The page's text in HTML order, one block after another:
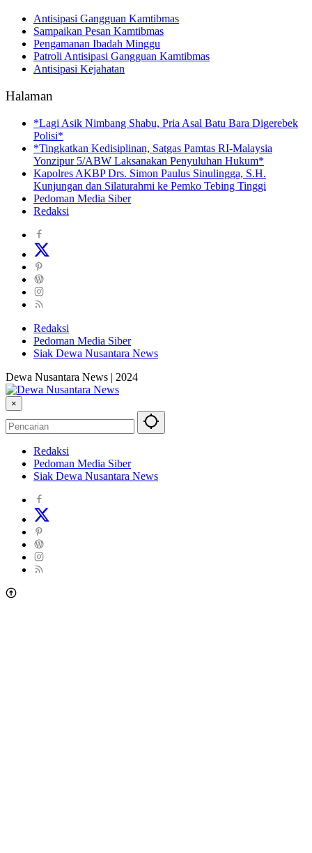
Antisipasi Gangguan Kamtibmas
Sampaikan Pesan Kamtibmas
Pengamanan Ibadah Minggu
Patroli Antisipasi Gangguan Kamtibmas
Antisipasi Kejahatan
Halaman
*Lagi Asik Nimbang Shabu, Pria Asal Batu Bara Digerebek
Polisi*
*Tingkatkan Kedisiplinan, Satgas Pamtas RI-Malaysia
Yonzipur 5/ABW Laksanakan Penyuluhan Hukum*
Kapolres AKBP Drs. Simon Paulus Sinulingga, S.H.
Kunjungan dan Silaturahmi ke Pemko Tebing Tinggi
Pedoman Media Siber
Redaksi
Redaksi
Pedoman Media Siber
Siak Dewa Nusantara News
Dewa Nusantara News | 2024
×
Redaksi
Pedoman Media Siber
Siak Dewa Nusantara News